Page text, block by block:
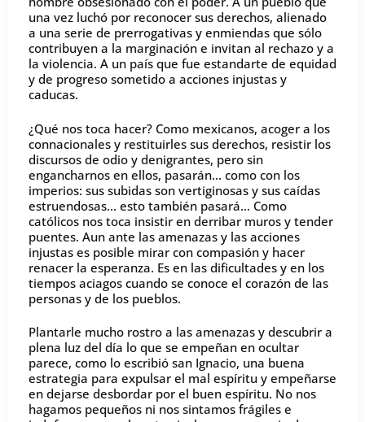
una vez luchó por reconocer sus derechos, alienado
a una serie de prerrogativas y enmiendas que sólo
contribuyen a la marginación e invitan al rechazo y a
la violencia. A un país que fue estandarte de equidad
y de progreso sometido a acciones injustas y
caducas.
¿Qué nos toca hacer? Como mexicanos, acoger a los
connacionales y restituirles sus derechos, resistir los
discursos de odio y denigrantes, pero sin
engancharnos en ellos, pasarán… como con los
imperios: sus subidas son vertiginosas y sus caídas
estruendosas… esto también pasará… Como
católicos nos toca insistir en derribar muros y tender
puentes. Aun ante las amenazas y las acciones
injustas es posible mirar con compasión y hacer
renacer la esperanza. Es en las dificultades y en los
tiempos aciagos cuando se conoce el corazón de las
personas y de los pueblos.
Plantarle mucho rostro a las amenazas y descubrir a
plena luz del día lo que se empeñan en ocultar
parece, como lo escribió san Ignacio, una buena
estrategia para expulsar el mal espíritu y empeñarse
en dejarse desbordar por el buen espíritu. No nos
hagamos pequeños ni nos sintamos frágiles e